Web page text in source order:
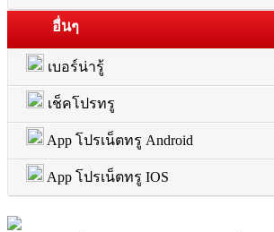
อื่นๆ
เบอร์น่ารู้
เช็คโปรทรู
App โปรเน็ตทรู Android
App โปรเน็ตทรู IOS